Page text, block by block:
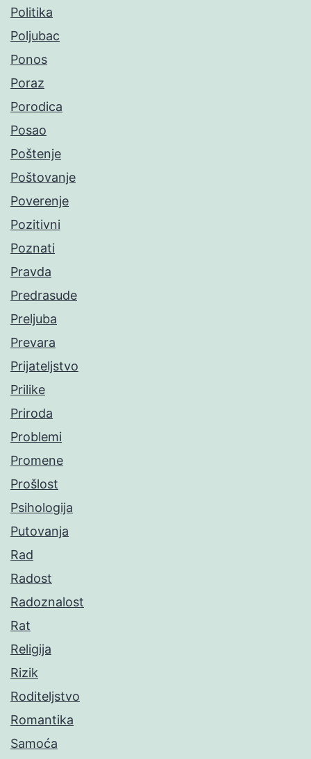
Politika
Poljubac
Ponos
Poraz
Porodica
Posao
Poštenje
Poštovanje
Poverenje
Pozitivni
Poznati
Pravda
Predrasude
Preljuba
Prevara
Prijateljstvo
Prilike
Priroda
Problemi
Promene
Prošlost
Psihologija
Putovanja
Rad
Radost
Radoznalost
Rat
Religija
Rizik
Roditeljstvo
Romantika
Samoća